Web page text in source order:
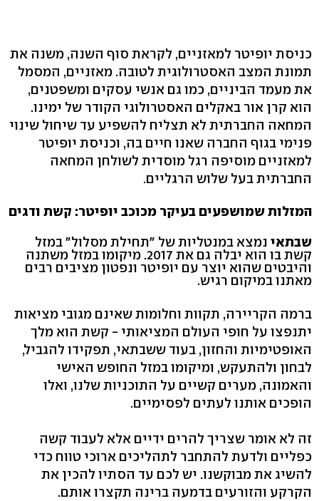
כניסת יופיטר למאזניים, לקראת סוף השנה, משנה את
תמונת המצב האסטרולוגית לטובה. מאזניים, המסמל
את מעמד הביניים, כמו גם אנשי עסקים ומשפטנים,
הוא קרן אור באקלים האסטרולוגי הקודר של ימינו.
המחאה החברתית לא תצליח להשפיע עד שיחול שינוי
פנימי בגוף החברה שאנו חיים בה, וכניסת יופיטר
למאזניים מוסיפה רגל מוסדית לשולחן המחאה
החברתית בעל שלוש הרגליים.
המזלות שמושפעים בעיקר מכוכב יופיטר: קשת ודגים
שבתאי נמצא במנטליות של "תחילת מסלול" במזל
קשת בו הוא יבלה גם את 2017. מיקומו במזל משתנה
והיבטים שהוא יוצר עם יופיטר ונפטון מציבים רבים
מאתנו במיקום רגיש.
ברמה הקריירה, תקוות וחלומות שאינם מגובי מציאות
יתנפצו על חופי העולם המציאותי - קשת הוא מלך
האופטימיות והחזון, בעוד ששבתאי, תפקידו להגביל,
לבחון ולהתעקש, ומיקומו במזל החופש האישי
והאמונה, מערים קשיים על התוכניות שלנו, ואלו
הופכים אותנו לעתים לפסימיים.
זה לא אומר שצריך להרים ידיים אלא לעבוד קשה
כפליים ולדעת להתחבר לתהליכים ארוכי טווח כדי
להשיג את מבוקשנו. יש לכם עד הסתיו להכין את
הקרקע והזורעים בדמעה ברינה תקצרו אותם.